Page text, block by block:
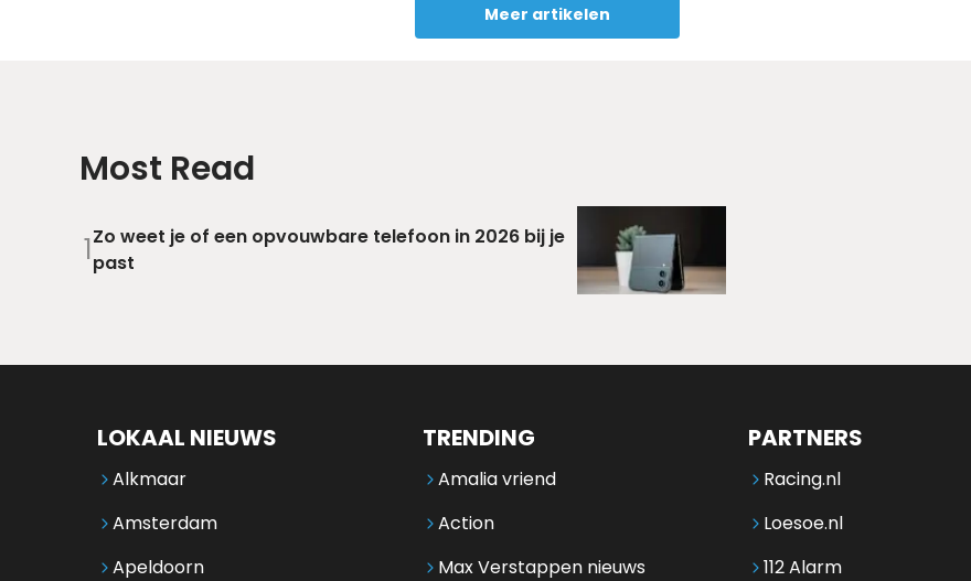
Meer artikelen
Most Read
1Zo weet je of een opvouwbare telefoon in 2026 bij je
past
LOKAAL NIEUWS
Alkmaar
Amsterdam
Apeldoorn
TRENDING
Amalia vriend
Action
Max Verstappen nieuws
PARTNERS
Racing.nl
Loesoe.nl
112 Alarm